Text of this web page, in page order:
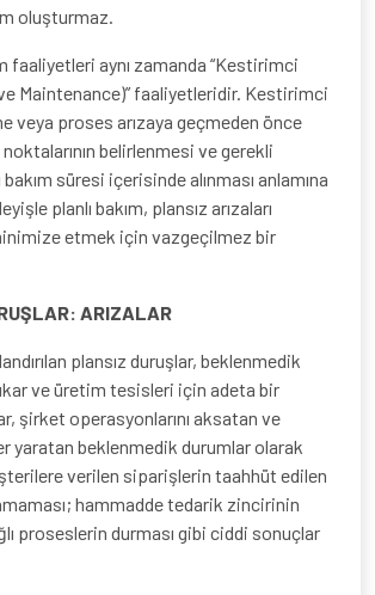
oluşturmaz.
faaliyetleri aynı zamanda “Kestirimci
Maintenance)” faaliyetleridir. Kestirimci
veya proses arızaya geçmeden önce
belirlenmesi ve gerekli
süresi içerisinde alınması anlamına
planlı bakım, plansız arızaları
etmek için vazgeçilmez bir
ARIZALAR
plansız duruşlar, beklenmedik
ve üretim tesisleri için adeta bir
şirket operasyonlarını aksatan ve
yaratan beklenmedik durumlar olarak
verilen siparişlerin taahhüt edilen
hammadde tedarik zincirinin
proseslerin durması gibi ciddi sonuçlar